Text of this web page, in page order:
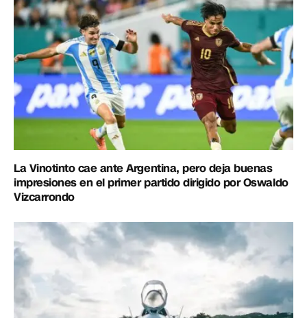
La Vinotinto cae ante Argentina, pero deja buenas
impresiones en el primer partido dirigido por Oswaldo
Vizcarrondo